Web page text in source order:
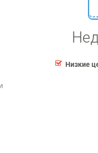
Низкие